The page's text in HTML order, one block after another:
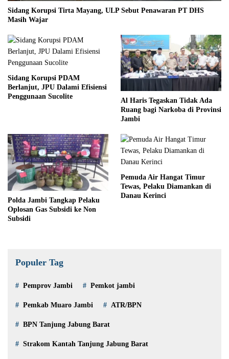
Sidang Korupsi Tirta Mayang, ULP Sebut Penawaran PT DHS
Masih Wajar
Sidang Korupsi PDAM
Berlanjut, JPU Dalami Efisiensi
Penggunaan Sucolite
Al Haris Tegaskan Tidak Ada
Ruang bagi Narkoba di Provinsi
Jambi
Polda Jambi Tangkap Pelaku
Oplosan Gas Subsidi ke Non
Subsidi
Pemuda Air Hangat Timur
Tewas, Pelaku Diamankan di
Danau Kerinci
Populer Tag
Pemprov Jambi Pemkot jambi
Pemkab Muaro Jambi ATR/BPN
BPN Tanjung Jabung Barat
Strakom Kantah Tanjung Jabung Barat